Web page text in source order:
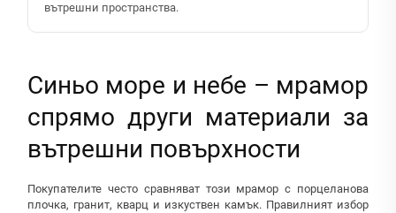
вътрешни пространства.
Синьо море и небе – мрамор
спрямо други материали за
вътрешни повърхности
Покупателите често сравняват този мрамор с порцеланова
плочка, гранит, кварц и изкуствен камък. Правилният избор